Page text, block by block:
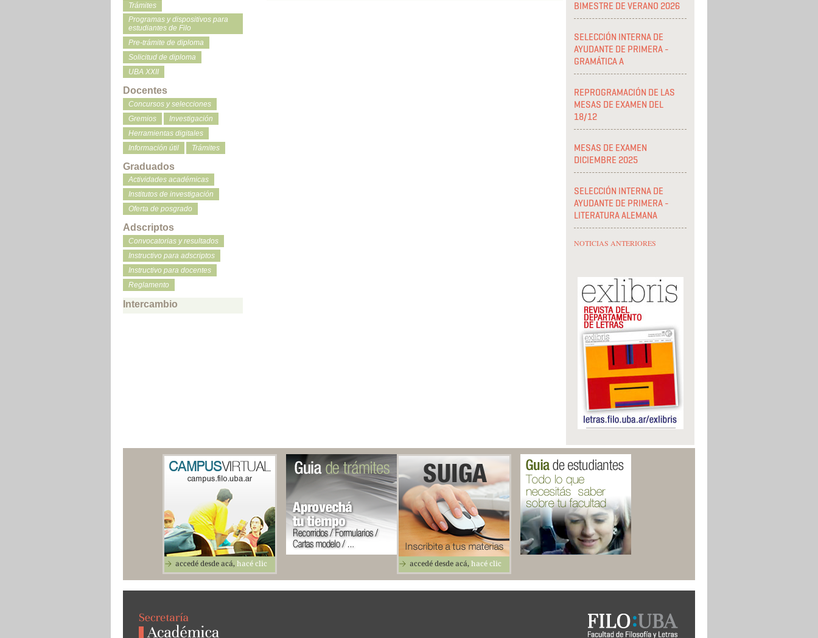
Trámites
Programas y dispositivos para
estudiantes de Filo
Pre-trámite de diploma
Solicitud de diploma
UBA XXII
Docentes
Concursos y selecciones
Gremios
Investigación
Herramientas digitales
Información útil
Trámites
Graduados
Actividades académicas
Institutos de investigación
Oferta de posgrado
Adscriptos
Convocatorias y resultados
Instructivo para adscriptos
Instructivo para docentes
Reglamento
Intercambio
BIMESTRE DE VERANO 2026
SELECCIÓN INTERNA DE
AYUDANTE DE PRIMERA -
GRAMÁTICA A
REPROGRAMACIÓN DE LAS
MESAS DE EXAMEN DEL
18/12
MESAS DE EXAMEN
DICIEMBRE 2025
SELECCIÓN INTERNA DE
AYUDANTE DE PRIMERA -
LITERATURA ALEMANA
NOTICIAS ANTERIORES